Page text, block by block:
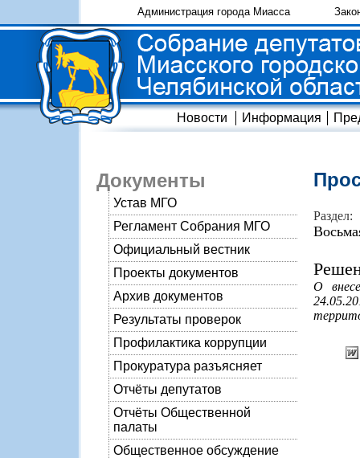
Администрация города Миасса
Новости Информация
Документы
Устав МГО
Регламент Собрания МГО
Официальный вестник
Проекты документов
Архив документов
Результаты проверок
Профилактика коррупции
Прокуратура разъясняет
Отчёты депутатов
Отчёты Общественной
палаты
Общественное обсуждение
Раздел:
О